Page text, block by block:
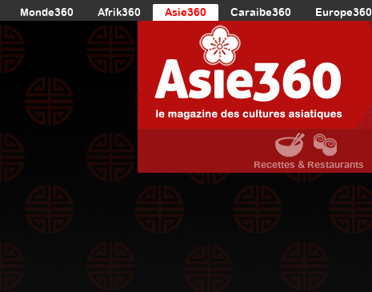
Monde360 Afrik360 Asie360 Caraibe360 Europe360
Recettes & Restaurants